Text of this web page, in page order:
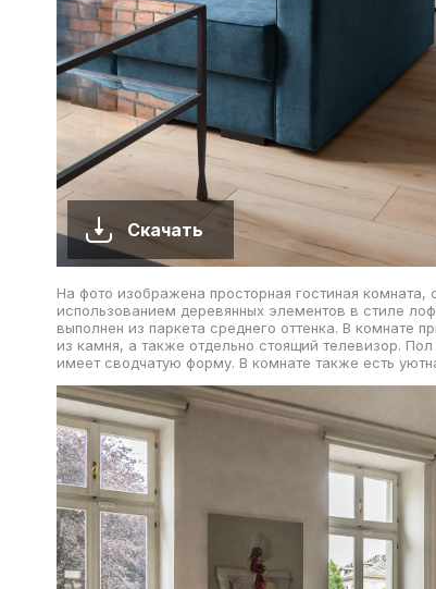
Скачать
На фото изображена просторная гостиная комната,
использованием деревянных элементов в стиле
выполнен из паркета среднего оттенка. В комнате
из камня, а также отдельно стоящий телевизор.
имеет сводчатую форму. В комнате также есть